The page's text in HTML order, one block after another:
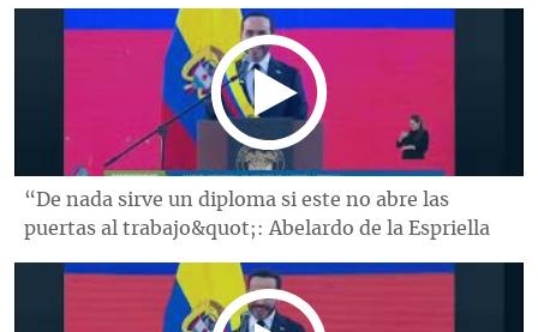
“De nada sirve un diploma si este no abre las
puertas al trabajo&quot;: Abelardo de la Espriella